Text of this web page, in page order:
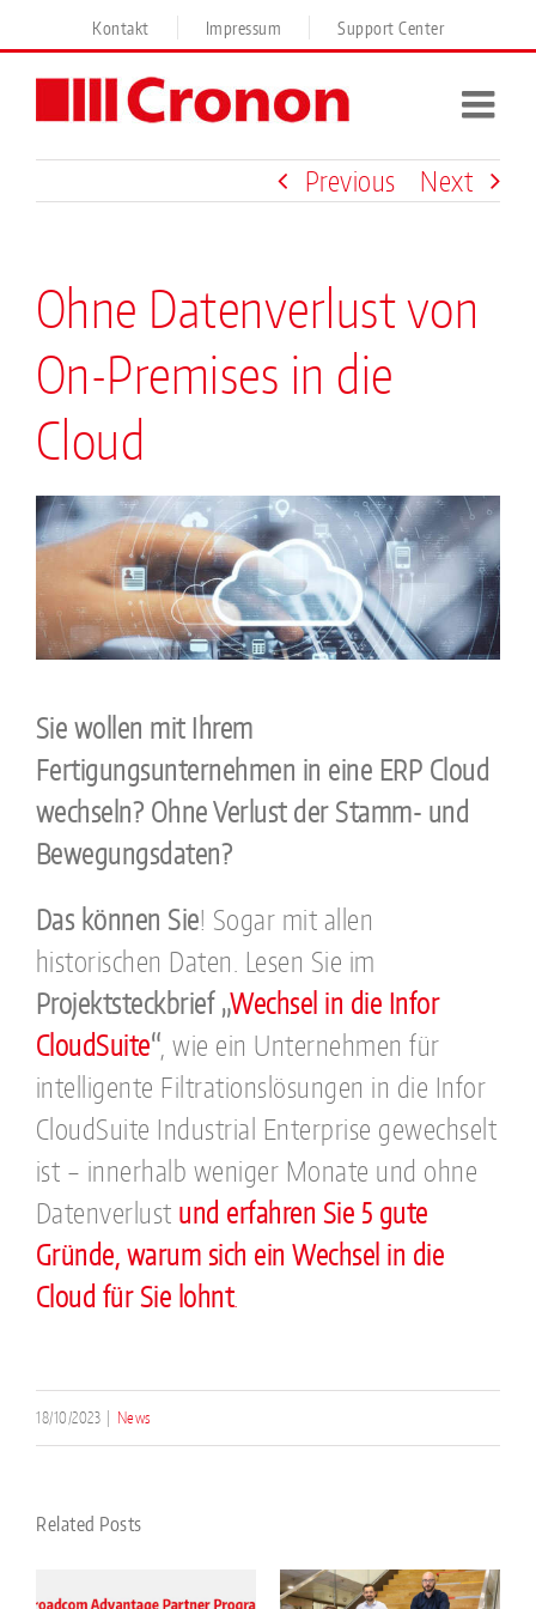
to
Kontakt Impressum Support Center
Previous Next
Ohne Datenverlust von
On-Premises in die
Cloud
Sie wollen mit Ihrem
Fertigungsunternehmen in eine ERP Cloud
wechseln? Ohne Verlust der Stamm- und
Bewegungsdaten?
Das können Sie! Sogar mit allen
historischen Daten. Lesen Sie im
Projektsteckbrief „Wechsel in die Infor
CloudSuite“, wie ein Unternehmen für
intelligente Filtrationslösungen in die Infor
CloudSuite Industrial Enterprise gewechselt
ist – innerhalb weniger Monate und ohne
Datenverlust und erfahren Sie 5 gute
Gründe, warum sich ein Wechsel in die
Cloud für Sie lohnt.
18/10/2023 News
Related Posts